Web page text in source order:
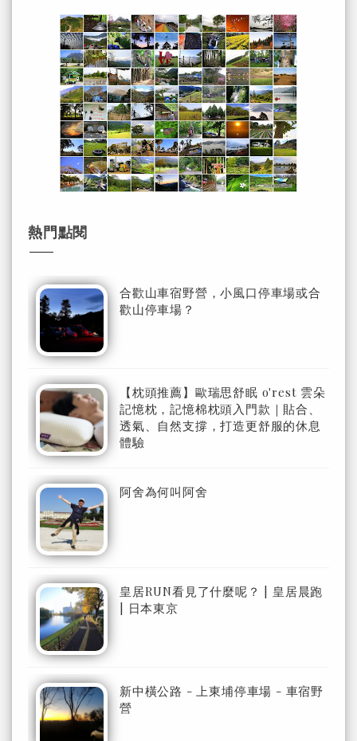
熱門點閱
合歡山車宿野營，小風口停車場或合
歡山停車場？
【枕頭推薦】歐瑞思舒眠 o'rest 雲朵
記憶枕，記憶棉枕頭入門款｜貼合、
透氣、自然支撐，打造更舒服的休息
體驗
阿舍為何叫阿舍
皇居RUN看見了什麼呢？ | 皇居晨跑
| 日本東京
新中橫公路 - 上東埔停車場 - 車宿野
營